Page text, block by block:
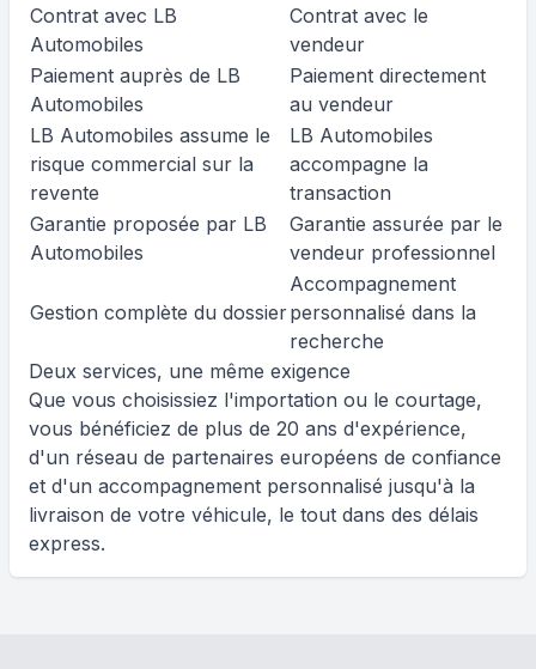
Contrat avec LB
Automobiles
Contrat avec le
vendeur
Paiement auprès de LB
Automobiles
Paiement directement
au vendeur
LB Automobiles assume le
risque commercial sur la
revente
LB Automobiles
accompagne la
transaction
Garantie proposée par LB
Automobiles
Garantie assurée par le
vendeur professionnel
Gestion complète du dossier
Accompagnement
personnalisé dans la
recherche
Deux services, une même exigence
Que vous choisissiez l'importation ou le courtage,
vous bénéficiez de plus de 20 ans d'expérience,
d'un réseau de partenaires européens de confiance
et d'un accompagnement personnalisé jusqu'à la
livraison de votre véhicule, le tout dans des délais
express.